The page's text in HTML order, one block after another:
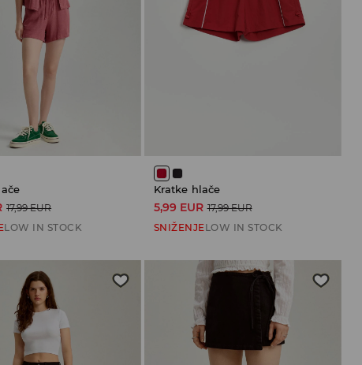
17,99 EUR
LOW IN STOCK
Kratke hlače
5,99 EUR 17,99 EUR
SNIŽENJELOW IN STOCK